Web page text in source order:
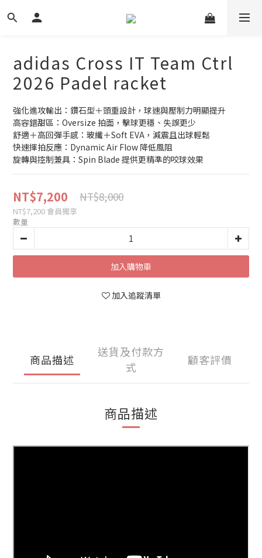
adidas Cross IT Team Ctrl
2026 Padel racket
強化進攻輸出：鑽石型＋頭重設計，球速與壓制力明顯提升
高容錯甜區：Oversize 拍面，擊球更穩、失誤更少
舒適＋高回彈手感：玻纖＋Soft EVA，減震且出球輕鬆
快速揮拍反應：Dynamic Air Flow 降低風阻
旋轉與控制兼具：Spin Blade 提供更精準的咬球效果
NT$7,200 NT$8,000
NT$7,200 會員獨享
數量
加入購物車
加入追蹤清單
商品描述
送貨及付款方
式
顧客評價
商品描述